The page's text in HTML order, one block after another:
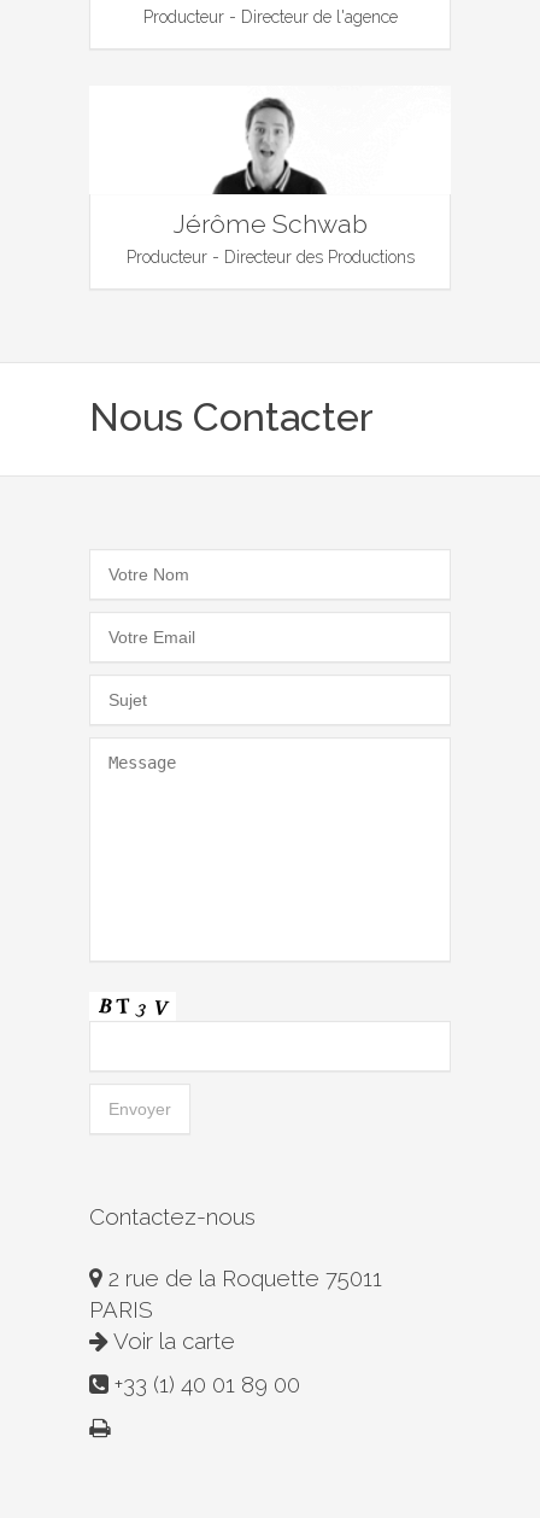
Producteur - Directeur de l'agence
Jérôme Schwab
Producteur - Directeur des Productions
Nous Contacter
Contactez-nous
2 rue de la Roquette 75011
PARIS
Voir la carte
+33 (1) 40 01 89 00